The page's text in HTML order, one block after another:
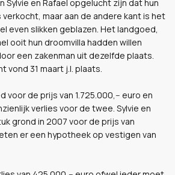
Sylvie en Rafael opgelucht zijn dat hun
maar aan de andere kant is het
even slikken geblazen. Het landgoed,
ooit hun droomvilla hadden willen
een zakenman uit dezelfde plaats.
vond 31 maart j.l. plaats.
voor de prijs van 1.725.000,-- euro en
verlies voor de twee. Sylvie en
grond in 2007 voor de prijs van
er een hypotheek op vestigen van